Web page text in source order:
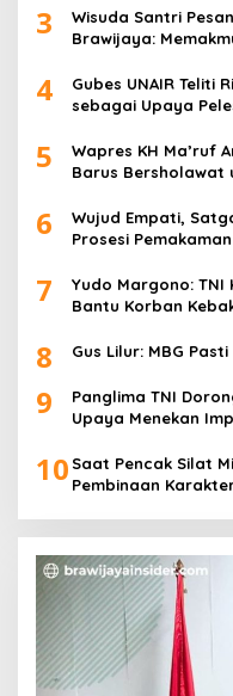
3
Wisuda Santri
Brawijaya:
4
Gubes UNAIR Teliti
sebagai Upaya
5
Wapres KH Ma’ruf
Barus Bersholawat
6
Wujud Empati,
Prosesi
7
Yudo Margono:
Bantu Korban
8 Gus Lilur: MBG
9
Panglima TNI
Upaya Menekan
10 Saat Pencak Silat
Pembinaan